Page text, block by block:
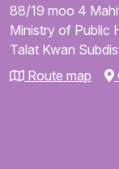
88/19 moo 4
Ministry of Public
Talat Kwan
Route map